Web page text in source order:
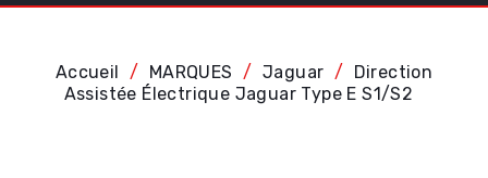
Accueil MARQUES Jaguar
Direction
Assistée Électrique Jaguar Type E S1/S2